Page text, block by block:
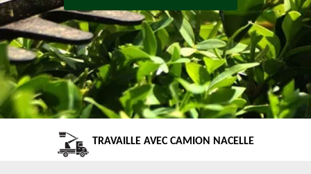
TRAVAILLE AVEC CAMION NACELLE